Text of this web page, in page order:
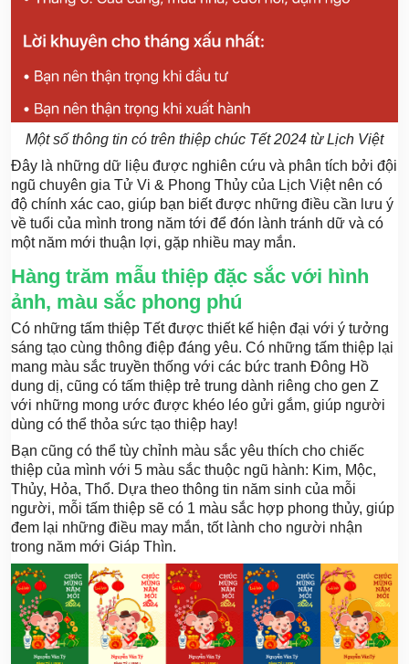
Một số thông tin có trên thiệp chúc Tết 2024 từ Lịch Việt
Đây là những dữ liệu được nghiên cứu và phân tích bởi đội
ngũ chuyên gia Tử Vi & Phong Thủy của Lịch Việt nên có
độ chính xác cao, giúp bạn biết được những điều cần lưu ý
về tuổi của mình trong năm tới để đón lành tránh dữ và có
một năm mới thuận lợi, gặp nhiều may mắn.
Hàng trăm mẫu thiệp đặc sắc với hình
ảnh, màu sắc phong phú
Có những tấm thiệp Tết được thiết kế hiện đại với ý tưởng
sáng tạo cùng thông điệp đáng yêu. Có những tấm thiệp lại
mang màu sắc truyền thống với các bức tranh Đông Hồ
dung dị, cũng có tấm thiệp trẻ trung dành riêng cho gen Z
với những mong ước được khéo léo gửi gắm, giúp người
dùng có thể thỏa sức tạo thiệp hay!
Bạn cũng có thể tùy chỉnh màu sắc yêu thích cho chiếc
thiệp của mình với 5 màu sắc thuộc ngũ hành: Kim, Mộc,
Thủy, Hỏa, Thổ. Dựa theo thông tin năm sinh của mỗi
người, mỗi tấm thiệp sẽ có 1 màu sắc hợp phong thủy, giúp
đem lại những điều may mắn, tốt lành cho người nhận
trong năm mới Giáp Thìn.